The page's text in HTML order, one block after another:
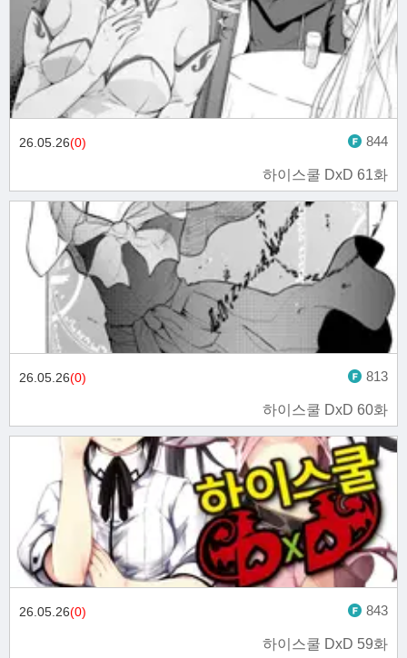
하이스쿨 DxD 61화
26.05.26(0) 844
하이스쿨 DxD 60화
26.05.26(0) 813
하이스쿨 DxD 59화
26.05.26(0) 843